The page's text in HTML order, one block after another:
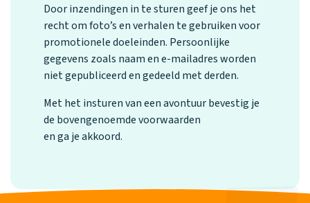
Door inzendingen in te sturen geef je ons het
recht om foto’s en verhalen te gebruiken voor
promotionele doeleinden. Persoonlijke
gegevens zoals naam en e-mailadres worden
niet gepubliceerd en gedeeld met derden.
Met het insturen van een avontuur bevestig je
de bovengenoemde voorwaarden
en ga je akkoord.